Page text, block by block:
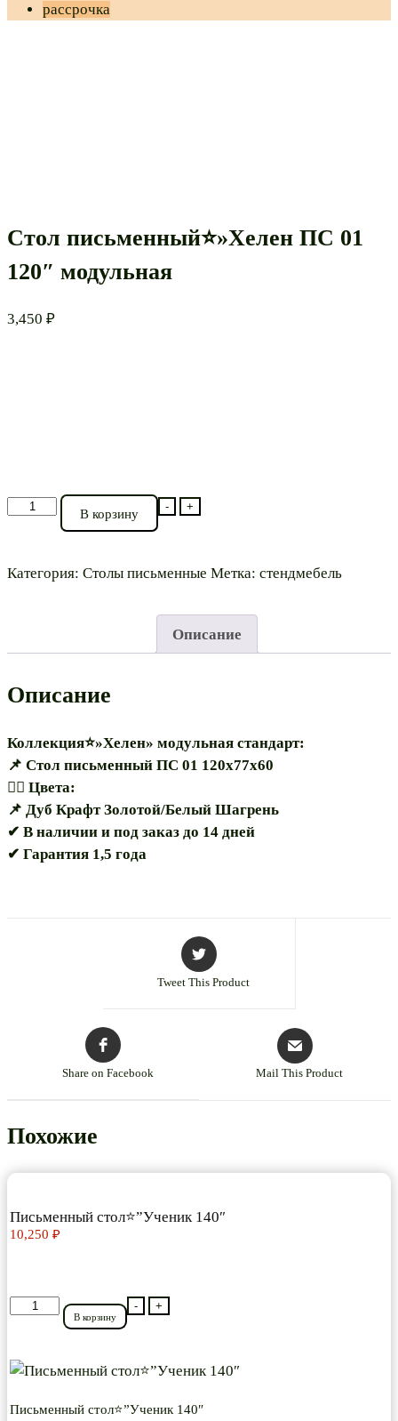
рассрочка
Стол письменный⭐»Хелен ПС 01
120″ модульная
3,450 ₽
-
Количество
письменный⭐"Хелен
+
В корзину
Категория: Столы письменные Метка: стендмебель
Описание
Описание
Коллекция⭐»Хелен» модульная стандарт:
📌 Стол письменный ПС 01 120х77х60
🏳️‍🌈 Цвета:
📌 Дуб Крафт Золотой/Белый Шагрень
✔ В наличии и под заказ до 14 дней
✔ Гарантия 1,5 года
Tweet This Product
Share on Facebook Mail This Product
Похожие
Письменный стол⭐”Ученик 140″
10,250 ₽
-
Количество
стол⭐”Ученик
+
В корзину
Письменный стол⭐”Ученик 140″